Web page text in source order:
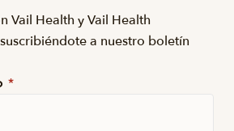
Vail Health y Vail Health
a nuestro boletín
*